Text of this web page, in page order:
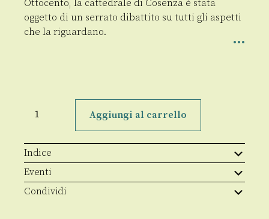
Ottocento, la cattedrale di Cosenza è stata
oggetto di un serrato dibattito su tutti gli aspetti
che la riguardano.
cattedrale
dalla
storiografia
alle
nuove
letture
quantità
Aggiungi al carrello
Indice
Eventi
Condividi